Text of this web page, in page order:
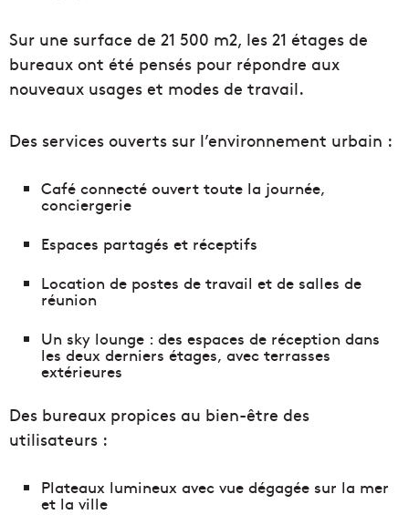
Sur une surface de 21 500 m2, les 21 étages de
bureaux ont été pensés pour répondre aux
nouveaux usages et modes de travail.
Des services ouverts sur l’environnement urbain :
Café connecté ouvert toute la journée,
conciergerie
Espaces partagés et réceptifs
Location de postes de travail et de salles de
réunion
Un sky lounge : des espaces de réception dans
les deux derniers étages, avec terrasses
extérieures
Des bureaux propices au bien-être des
utilisateurs :
Plateaux lumineux avec vue dégagée sur la mer
et la ville